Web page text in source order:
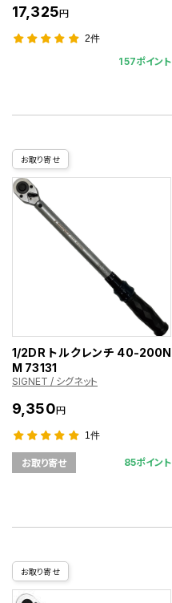
17,325円
2件
157ポイント
お取り寄せ
1/2DR トルクレンチ 40-200N
M 73131
SIGNET / シグネット
9,350円
1件
お取り寄せ 85ポイント
お取り寄せ